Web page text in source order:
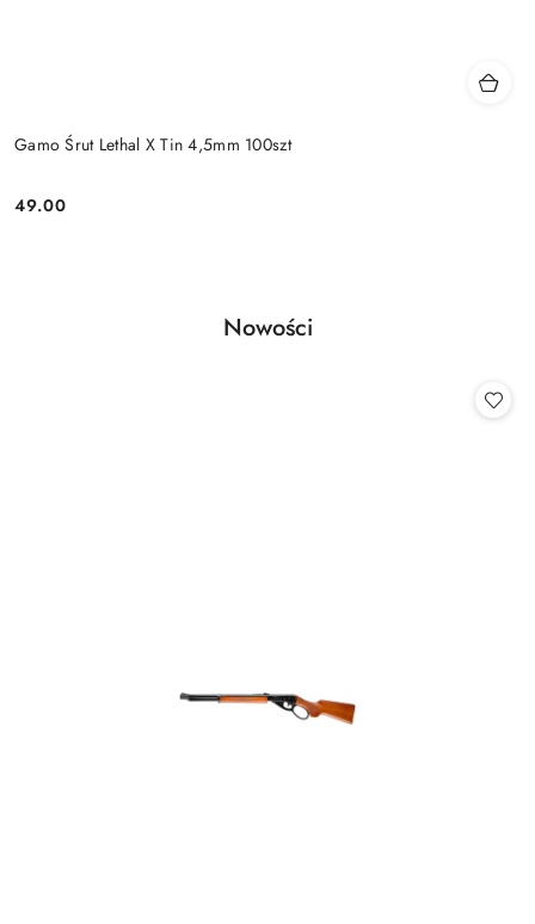
Gamo Śrut Lethal X Tin 4,5mm 100szt
Cena:
49.00
Pomiń karuzelę produktów
Produkty
Nowości